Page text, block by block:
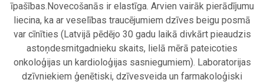
īpašības.Novecošanās ir elastīga. Arvien vairāk pierādījumu
liecina, ka ar veselības traucējumiem dzīves beigu posmā
var cīnīties (Latvijā pēdējo 30 gadu laikā divkārt pieaudzis
astoņdesmitgadnieku skaits, lielā mērā pateicoties
onkoloģijas un kardioloģijas sasniegumiem). Laboratorijas
dzīvniekiem ģenētiski, dzīvesveida un farmakoloģiski